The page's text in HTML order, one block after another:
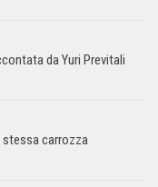
da Yuri Previtali
stessa carrozza